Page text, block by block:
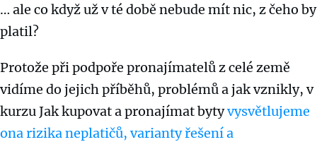
… ale co když už v té době nebude mít nic, z čeho by
platil?
Protože při podpoře pronajímatelů z celé země
vidíme do jejich příběhů, problémů a jak vznikly, v
kurzu Jak kupovat a pronajímat bytyvysvětlujeme
ona rizika neplatičů, varianty řešení a